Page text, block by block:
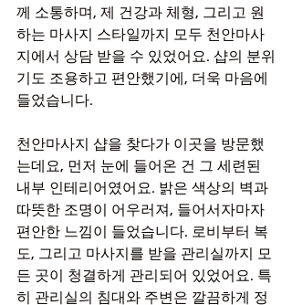
께 소통하며, 제 건강과 체형, 그리고 원
하는 마사지 스타일까지 모두 천안마사
지에서 상담 받을 수 있었어요. 샵의 분위
기도 조용하고 편안했기에, 더욱 마음에
들었습니다.
천안마사지 샵을 찾다가 이곳을 방문했
는데요, 먼저 눈에 들어온 건 그 세련된
내부 인테리어였어요. 밝은 색상의 벽과
따뜻한 조명이 어우러져, 들어서자마자
편안한 느낌이 들었습니다. 로비부터 복
도, 그리고 마사지를 받을 관리실까지 모
든 곳이 청결하게 관리되어 있었어요. 특
히 관리실의 침대와 주변은 깔끔하게 정